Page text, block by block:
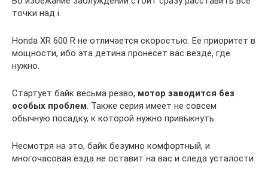
точки над i.
Honda XR 600 R не отличается скоростью. Ее приоритет в
мощности, ибо эта детина пронесет вас везде, где
нужно.
Стартует байк весьма резво, мотор заводится без
особых проблем. Также серия имеет не совсем
обычную посадку, к которой нужно привыкнуть.
Несмотря на это, байк безумно комфортный, и
многочасовая езда не оставит на вас и следа усталости.